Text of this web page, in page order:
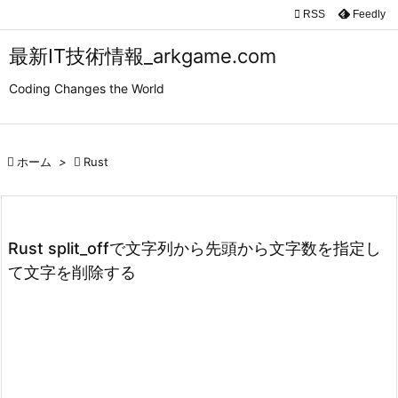
最新IT技術情報_arkgame.com
Coding Changes the World


検索
 RSS Feedly
 ホーム >  Rust
Rust split_offで文字列から先頭から文字数を指定し
て文字を削除する